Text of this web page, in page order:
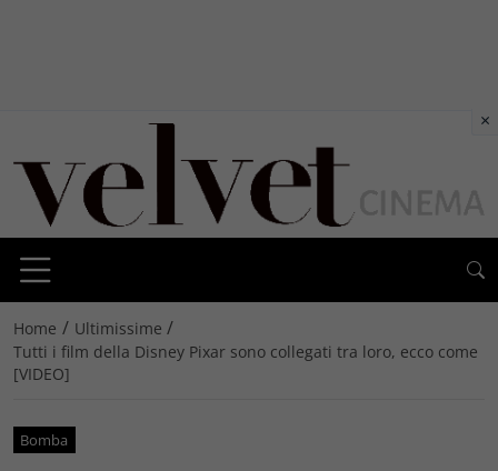
Home / Ultimissime /
Tutti i film della Disney Pixar sono collegati tra loro, ecco come
[VIDEO]
Bomba
×